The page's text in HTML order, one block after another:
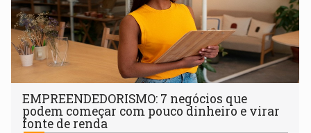
EMPREENDEDORISMO: 7 negócios que
podem começar com pouco dinheiro e virar
fonte de renda